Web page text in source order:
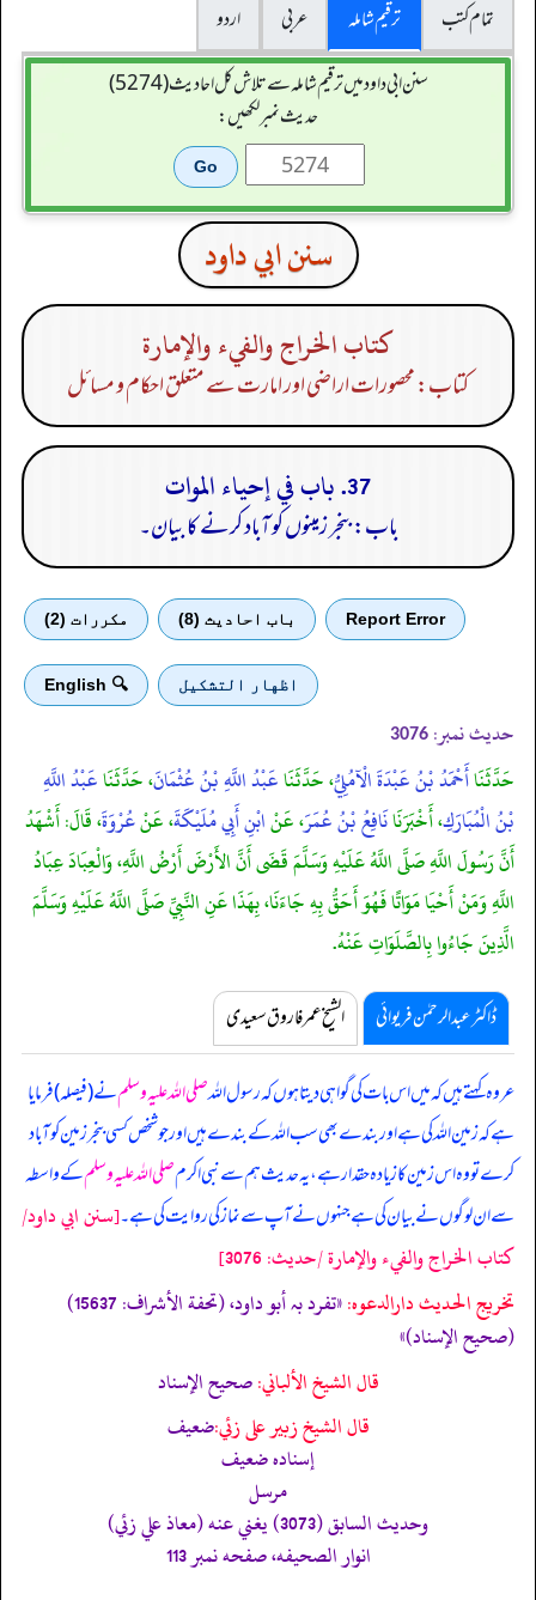
تمام کتب
ترقیم شاملہ عربی
اردو
سنن ابي داود میں ترقیم شاملہ سے تلاش کل احادیث (5274)
حدیث نمبر لکھیں:
سنن ابي داود
كتاب الخراج والفيء والإمارة
کتاب: محصورات اراضی اور امارت سے متعلق احکام و مسائل
37. باب في إحياء الموات
باب: بنجر زمینوں کو آباد کرنے کا بیان۔
Report Error باب احادیث (8) مكررات (2)
اظهار التشكيل 🔍 English
حدیث نمبر: 3076
حَدَّثَنَاأَحْمَدُ بْنُ عَبْدَةَ الْآمُلِيُّ، حَدَّثَنَاعَبْدُ اللَّهِ بْنُ عُثْمَانَ، حَدَّثَنَاعَبْدُ اللَّهِ
بْنُ الْمُبَارَكِ، أَخْبَرَنَانَافِعُ بْنُ عُمَرَ، عَنْابْنِ أَبِي مُلَيْكَةَ، عَنْعُرْوَةَ، قَالَ: أَشْهَدُ
أَنَّ رَسُولَ اللَّهِ صَلَّى اللَّهُ عَلَيْهِ وَسَلَّمَ قَضَى أَنَّ الأَرْضَ أَرْضُ اللَّهِ، وَالْعِبَادَ عِبَادُ
اللَّهِ وَمَنْ أَحْيَا مَوَاتًا فَهُوَ أَحَقُّ بِهِ جَاءَنَا، بِهَذَا عَنِ النَّبِيِّ صَلَّى اللَّهُ عَلَيْهِ وَسَلَّمَ
الَّذِينَ جَاءُوا بِالصَّلَوَاتِ عَنْهُ.
ڈاکٹر عبدالرحمٰن فریوائی الشیخ عمر فاروق سعیدی
عروہ کہتے ہیں کہمیں اس بات کی گواہی دیتا ہوں کہ رسول اللہصلی اللہ علیہ وسلمنے (فیصلہ) فرمایا
ہے کہ زمین اللہ کی ہے اور بندے بھی سب اللہ کے بندے ہیں اور جو شخص کسی بنجر زمین کو آباد
کرے تو وہ اس زمین کا زیادہ حقدار ہے، یہ حدیث ہم سے نبی اکرمصلی اللہ علیہ وسلمکے واسطہ
سے ان لوگوں نے بیان کی ہے جنہوں نے آپ سے نماز کی روایت کی ہے۔[سنن ابي داود/
كتاب الخراج والفيء والإمارة /حدیث: 3076]
تخریج الحدیث دارالدعوہ:
«‏‏‏‏تفرد بہ أبو داود، (تحفة الأشراف: 15637)
(صحیح الإسناد)»
قال الشيخ الألباني:صحيح الإسناد
قال الشيخ زبير على زئي:ضعيف
إسناده ضعيف
مرسل
وحديث السابق (3073) يغني عنه (معاذ علي زئي)
انوار الصحيفه، صفحه نمبر 113